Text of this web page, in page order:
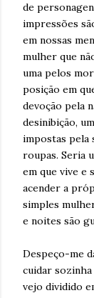
de
impressões
em nossas
mulher que
uma pelos
posição em
devoção pela
desinibição,
impostas pela
roupas. Seria
em que vive e
acender a
simples
e noites são
Despeço-me
cuidar sozinha
vejo dividido